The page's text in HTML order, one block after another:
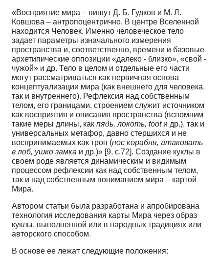
«Восприятие мира – пишут Д. Б. Гудков и М. Л.
Ковшова – антропоцентрично. В центре Вселенной
находится Человек. Именно человеческое тело
задает параметры изначального измерения
пространства и, соответственно, времени и базовые
архетипические оппозиции «далеко - близко», «свой -
чужой» и др. Тело в целом и отдельные его части
могут рассматриваться как первичная основа
концептуализации мира (как внешнего для человека,
так и внутреннего). Рефлексия над собственным
телом, его границами, строением служит источником
как восприятия и описания пространства (вспомним
такие меры длины, как пядь, локоть, footи др.), так и
универсальных метафор, давно стершихся и не
воспринимаемых как троп (нос корабля, атаковать
в лоб, ушко замка и др.)» [9, с.72]. Создание куклы в
своем роде является динамическим и видимым
процессом рефлексии как над собственным телом,
так и над собственным пониманием мира – картой
Мира.
Автором статьи была разработана и апробирована
технология исследования карты Мира через образ
куклы, выполненной или в народных традициях или
авторского способом.
В основе ее лежат следующие положения: